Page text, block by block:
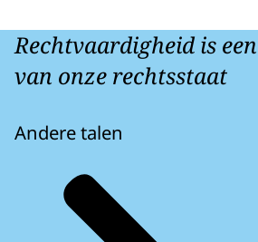
Rechtvaardigheid is
van onze rechtsstaat
Andere talen